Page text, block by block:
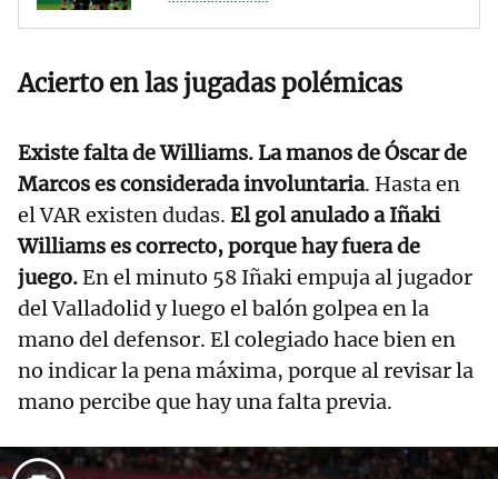
Acierto en las jugadas polémicas
Existe falta de Williams.La manos de Óscar de
Marcos es considerada involuntaria. Hasta en
el VAR existen dudas. El gol anulado a Iñaki
Williams es correcto, porque hay fuera de
juego.En el minuto 58 Iñaki empuja al jugador
del Valladolid y luego el balón golpea en la
mano del defensor. El colegiado hace bien en
no indicar la pena máxima, porque al revisar la
mano percibe que hay una falta previa.